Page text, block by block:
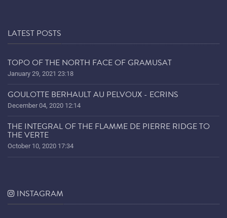
LATEST POSTS
TOPO OF THE NORTH FACE OF GRAMUSAT
January 29, 2021 23:18
GOULOTTE BERHAULT AU PELVOUX - ECRINS
December 04, 2020 12:14
THE INTEGRAL OF THE FLAMME DE PIERRE RIDGE TO
THE VERTE
October 10, 2020 17:34
INSTAGRAM